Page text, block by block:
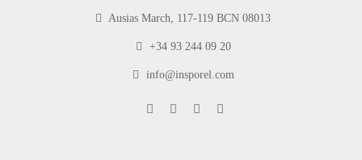
Ausias March, 117-119 BCN 08013
+34 93 244 09 20
info@insporel.com